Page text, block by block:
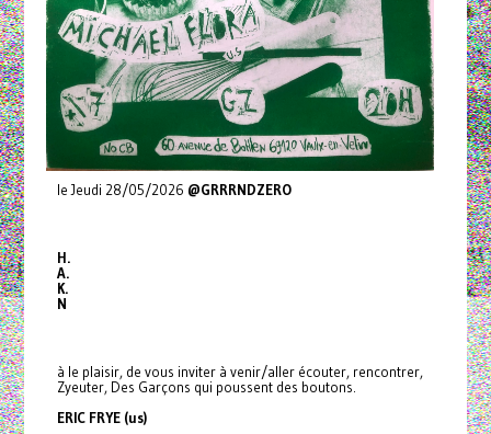
le Jeudi 28/05/2026 @GRRRNDZERO
H.
A.
K.
N
à le plaisir, de vous inviter à venir/aller écouter, rencontrer,
Zyeuter, Des Garçons qui poussent des boutons.
ERIC FRYE (us)